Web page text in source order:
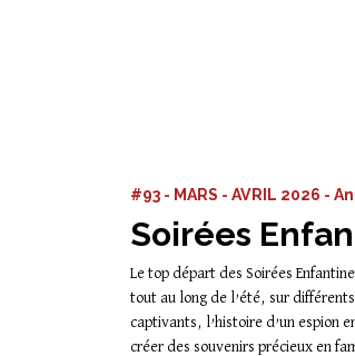
#93 - MARS - AVRIL 2026 -
Soirées
Le top départ des Soirées
tout au long de l’été, sur
captivants, l’histoire d’un espion
créer des souvenirs précieux en